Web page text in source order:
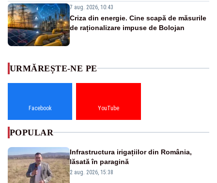
7 aug. 2026, 10:43
Criza din energie. Cine scapă de măsurile
de raționalizare impuse de Bolojan
URMĂREȘTE-NE PE
Facebook YouTube
POPULAR
Infrastructura irigațiilor din România,
lăsată în paragină
2 aug. 2026, 15:38